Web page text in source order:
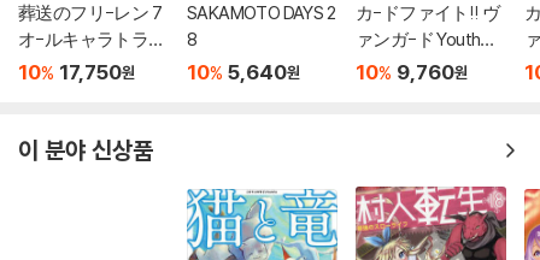
葬送のフリ-レン 7
オ-ルキャラトラン
プ付き特裝版
10% 17,750원
SAKAMOTO DAYS 2
8
10% 5,640원
カ-ドファイト!! ヴ
ァンガ-ド YouthQu
ake 6
10% 9,760원
이 분야 신상품